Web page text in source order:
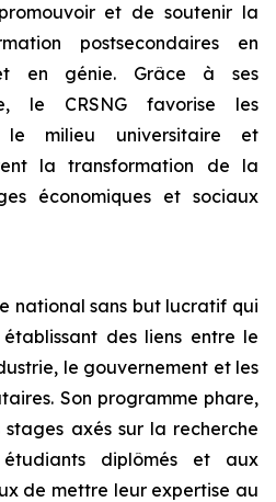
et de soutenir la
postsecondaires en
en génie. Grâce à ses
le CRSNG favorise les
le milieu universitaire et
la transformation de la
économiques et sociaux
national sans but lucratif qui
des liens entre le
le gouvernement et les
Son programme phare,
axés sur la recherche
diplômés et aux
de mettre leur expertise au